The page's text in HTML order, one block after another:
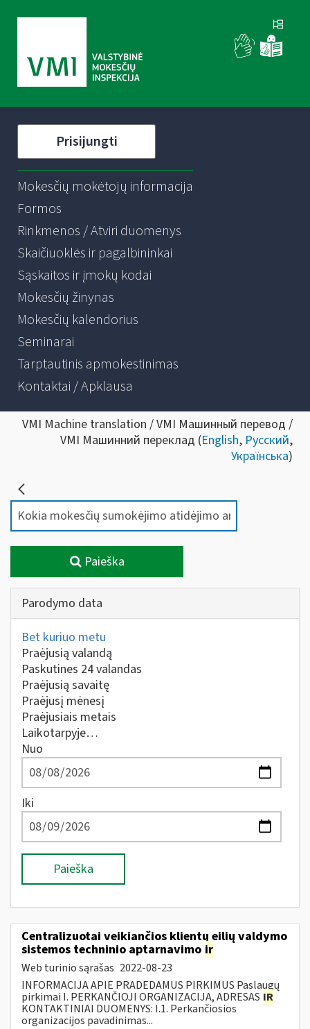
Prisijungti
Mokesčių mokėtojų informacija
Formos
Rinkmenos / Atviri duomenys
Skaičiuoklės ir pagalbininkai
Sąskaitos ir įmokų kodai
Mokesčių žinynas
Mokesčių kalendorius
Seminarai
Tarptautinis apmokestinimas
Kontaktai / Apklausa
VMI Machine translation / VMI Машинный перевод /
VMI Машинний переклад (English, Русский,
Українська)
Paieška
Parodymo data
Bet kuriuo metu
Praėjusią valandą
Paskutines 24 valandas
Praėjusią savaitę
Praėjusį mėnesį
Praėjusiais metais
Laikotarpyje…
Nuo
Iki
Paieška
Centralizuotai veikiančios klientų eilių valdymo
sistemos techninio aptarnavimo ir
Web turinio sąrašas 2022-08-23
INFORMACIJA APIE PRADEDAMUS PIRKIMUS Paslaugų
pirkimai I. PERKANČIOJI ORGANIZACIJA, ADRESAS IR
KONTAKTINIAI DUOMENYS: I.1. Perkančiosios
organizacijos pavadinimas...